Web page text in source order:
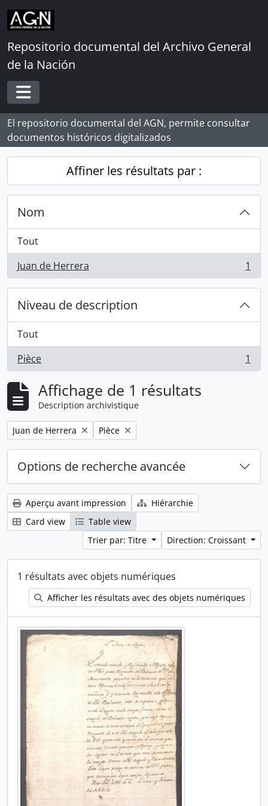
Skip to main content
Repositorio documental del Archivo General
de la Nación
Toggle navigation
El repositorio documental del AGN, permite consultar
documentos históricos digitalizados
Affiner les résultats par :
Nom
Tout
Juan de Herrera
, 1 résultats 1
Niveau de description
Tout
Pièce
, 1 résultats 1
Affichage de 1 résultats
Description archivistique
Remove filter:
Juan de Herrera Remove filter:
Pièce
Options de recherche avancée
Aperçu avant impression
Hiérarchie
Card view
Table view
Trier par: Titre
Direction: Croissant
1 résultats avec objets numériques
Afficher les résultats avec des objets numériques